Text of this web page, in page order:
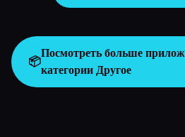
📦
Посмотреть больше
категории Другое